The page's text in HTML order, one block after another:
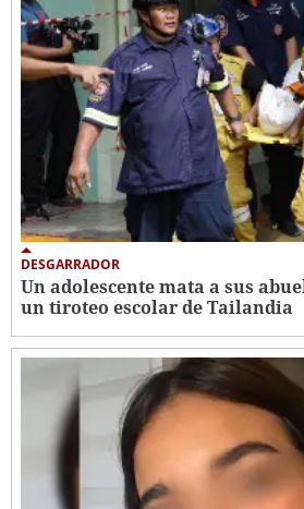
DESGARRADOR
Un adolescente mata a sus
un tiroteo escolar de Tailandia